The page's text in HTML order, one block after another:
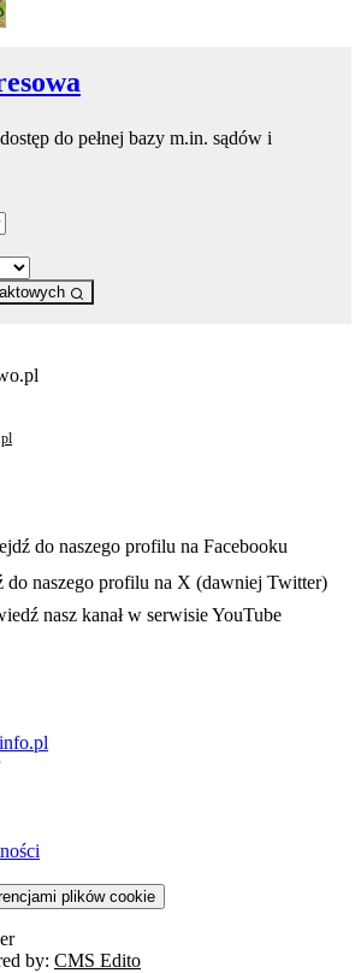
do pełnej bazy m.in. sądów i
- otwiera się w nowej karcie
do naszego profilu na Facebooku
nowej karcie
do naszego profilu na X (dawniej Twitter)
otwiera się w nowej karcie
nasz kanał w serwisie YouTube
plików cookie
by: CMS Edito